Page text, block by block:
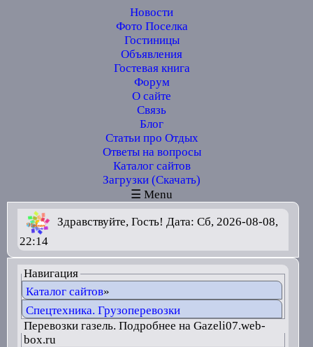
Новости
Фото Поселка
Гостиницы
Объявления
Гостевая книга
Форум
О сайте
Связь
Блог
Статьи про Отдых
Ответы на вопросы
Каталог сайтов
Загрузки (Скачать)
☰ Menu
Здравствуйте, Гость! Дата: Сб, 2026-08-08,
22:14
Навигация
Каталог сайтов»
Спецтехника. Грузоперевозки
Перевозки газель. Подробнее на Gazeli07.web-
box.ru